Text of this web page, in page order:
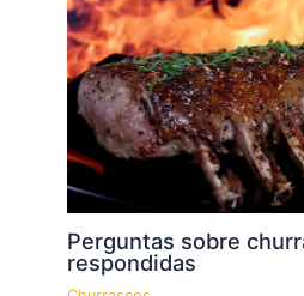
Perguntas sobre
respondidas